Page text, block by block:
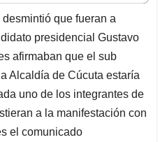
e
a
d
s
que fueran a
presidencial Gustavo
afirmaban que el sub
Alcaldía de Cúcuta estaría
uno de los integrantes de
a la manifestación con
el comunicado